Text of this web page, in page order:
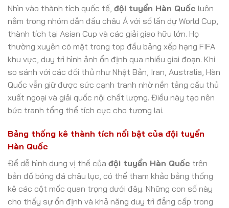
Nhìn vào thành tích quốc tế, đội tuyển Hàn Quốc luôn
nằm trong nhóm dẫn đầu châu Á với số lần dự World Cup,
thành tích tại Asian Cup và các giải giao hữu lớn. Họ
thường xuyên có mặt trong top đầu bảng xếp hạng FIFA
khu vực, duy trì hình ảnh ổn định qua nhiều giai đoạn. Khi
so sánh với các đối thủ như Nhật Bản, Iran, Australia, Hàn
Quốc vẫn giữ được sức cạnh tranh nhờ nền tảng cầu thủ
xuất ngoại và giải quốc nội chất lượng. Điều này tạo nên
bức tranh tổng thể tích cực cho tương lai.
Bảng thống kê thành tích nổi bật của đội tuyển
Hàn Quốc
Để dễ hình dung vị thế của đội tuyển Hàn Quốc trên
bản đồ bóng đá châu lục, có thể tham khảo bảng thống
kê các cột mốc quan trọng dưới đây. Những con số này
cho thấy sự ổn định và khả năng duy trì đẳng cấp trong